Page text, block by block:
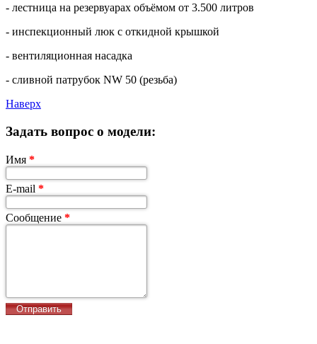
- лестница на резервуарах объёмом от 3.500 литров
- инспекционный люк с откидной крышкой
- вентиляционная насадка
- сливной патрубок NW 50 (резьба)
Наверх
Задать вопрос о модели:
Имя *
E-mail *
Сообщение *